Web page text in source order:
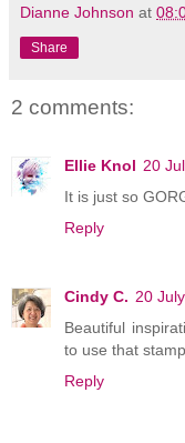
Dianne Johnson at
Share
2 comments:
Ellie Knol 20
It is just so
Reply
Cindy C. 20
Beautiful
to use that
Reply